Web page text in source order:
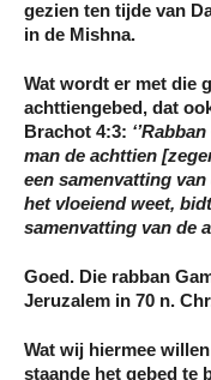
gezien ten tijde van
in de Mishna.
Wat wordt er met die
achttiengebed, dat
Brachot 4:3:
man de achttien
een samenvatting
het vloeiend weet,
samenvatting van de
Goed. Die rabban
Jeruzalem in 70 n.
Wat wij hiermee
staande het gebed te